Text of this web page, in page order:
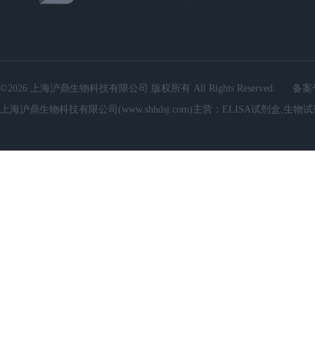
©2026 上海沪鼎生物科技有限公司 版权所有 All Rights Reserved.
备案
上海沪鼎生物科技有限公司(www.shhdsj.com)主营：ELISA试剂盒,生物